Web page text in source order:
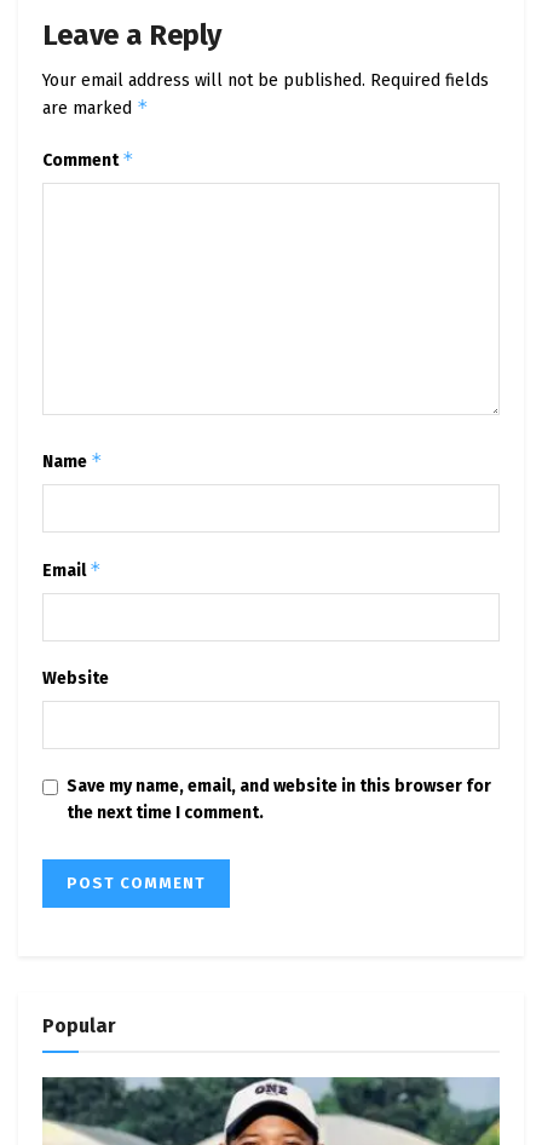
Leave a Reply
Your email address will not be published. Required fields
are marked *
Comment*
Name *
Email*
Website
Save my name, email, and website in this browser for
the next time I comment.
Popular